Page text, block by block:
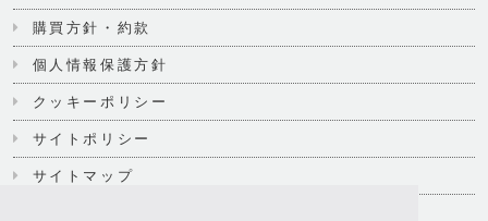
購買方針・約款
個人情報保護方針
クッキーポリシー
サイトポリシー
サイトマップ